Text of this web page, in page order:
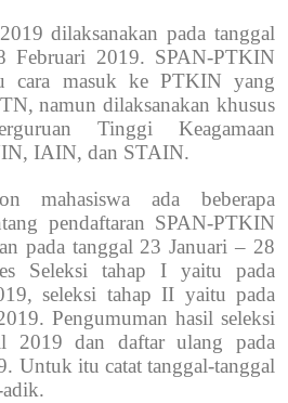
dilaksanakan pada tanggal
Februari 2019. SPAN-PTKIN
cara masuk ke PTKIN yang
namun dilaksanakan khusus
Tinggi Keagamaan
IAIN, dan STAIN.
mahasiswa ada beberapa
pendaftaran SPAN-PTKIN
pada tanggal 23 Januari – 28
Seleksi tahap I yaitu pada
seleksi tahap II yaitu pada
Pengumuman hasil seleksi
2019 dan daftar ulang pada
Untuk itu catat tanggal-tanggal